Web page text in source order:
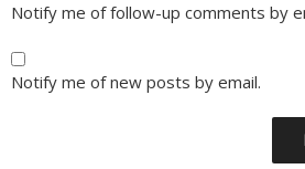
Notify me of follow-up comments by
Notify me of new posts by email.